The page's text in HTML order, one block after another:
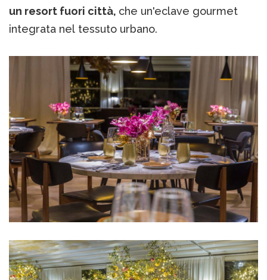
un resort fuori città, che un'eclave gourmet
integrata nel tessuto urbano.